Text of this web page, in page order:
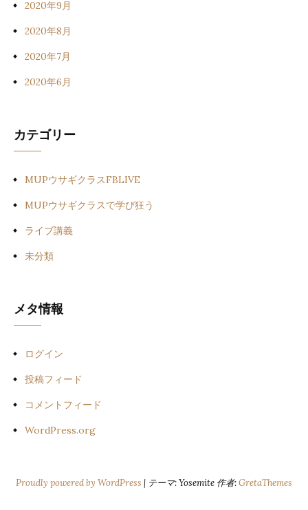
2020年9月
2020年8月
2020年7月
2020年6月
カテゴリー
MUPウサギクラスFBLIVE
MUPウサギクラスで学び狂う
ライブ講義
未分類
メタ情報
ログイン
投稿フィード
コメントフィード
WordPress.org
Proudly powered by WordPress | テーマ: Yosemite 作者:GretaThemes